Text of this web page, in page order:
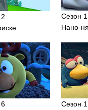
Сезон
Нано-
Сезон